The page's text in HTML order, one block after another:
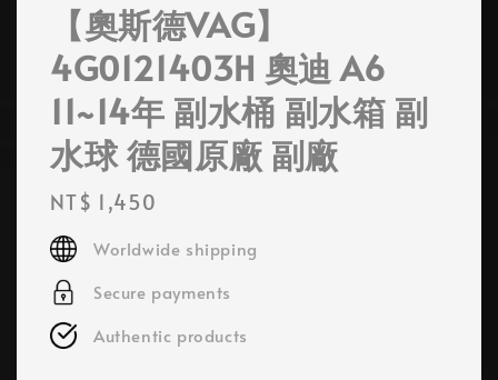
【奧斯德VAG】
4G0121403H 奧迪 A6
11~14年 副水桶 副水箱 副
水球 德國原廠 副廠
Regular
price
NT$ 1,450
Worldwide shipping
Secure payments
Authentic products